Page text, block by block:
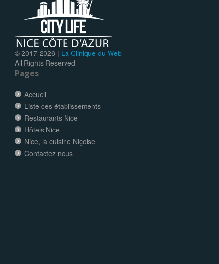
© 2017-2026 | La Clinique du Web
All Rights Reserved
Pages
Accueil
Liste des établissements
Restaurants Nice
Hôtels Nice
Nice, la cuisine Niçoise
Contactez nous